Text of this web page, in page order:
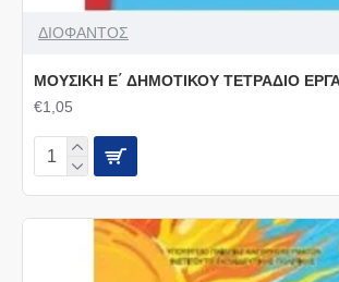
ΔΙΟΦΑΝΤΟΣ
ΜΟΥΣΙΚΗ Ε΄ ΔΗΜΟΤΙΚΟΥ ΤΕΤΡΑΔΙΟ
€1,05